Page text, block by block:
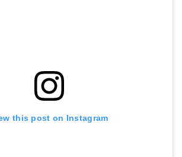
this post on Instagram